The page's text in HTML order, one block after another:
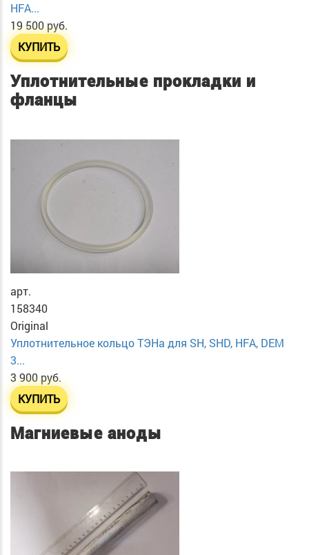
HFA...
19 500 руб.
КУПИТЬ
Уплотнительные прокладки и
фланцы
арт.
158340
Original
Уплотнительное кольцо ТЭНа для SH, SHD, HFA, DEM
3...
3 900 руб.
КУПИТЬ
Магниевые аноды